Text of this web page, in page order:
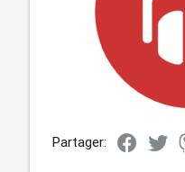
Partager: